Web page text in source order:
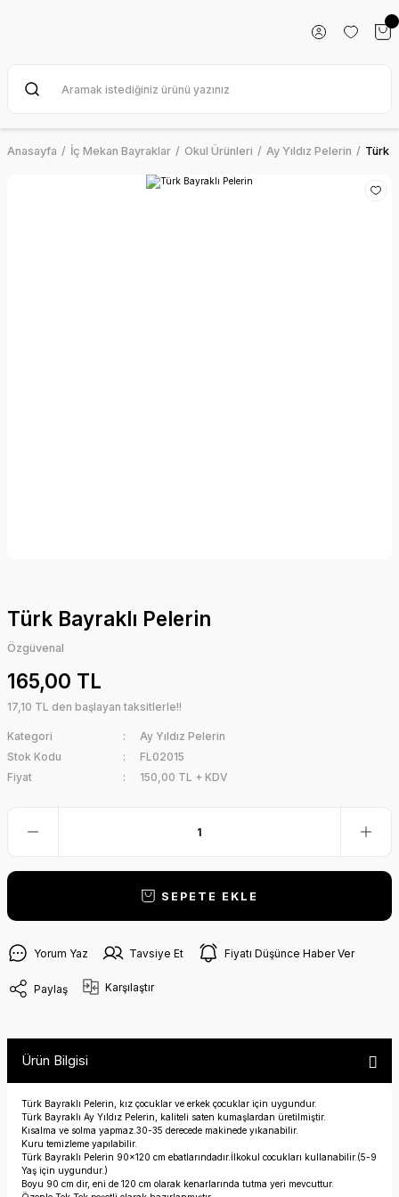
Anasayfa İç Mekan Bayraklar Okul Ürünleri Ay Yıldız Pelerin Türk
Türk Bayraklı Pelerin
Özgüvenal
165,00 TL
17,10 TL den başlayan taksitlerle!!
Kategori
Ay Yıldız Pelerin
Stok Kodu
FL02015
Fiyat
150,00 TL + KDV
SEPETE EKLE
Yorum Yaz Tavsiye Et Fiyatı Düşünce Haber Ver
Paylaş Karşılaştır
Ürün Bilgisi
Türk Bayraklı Pelerin, kız çocuklar ve erkek çocuklar için uygundur.
Türk Bayraklı Ay Yıldız Pelerin, kaliteli saten kumaşlardan üretilmiştir.
Kısalma ve solma yapmaz.30-35 derecede makinede yıkanabilir.
Kuru temizleme yapılabilir.
Türk Bayraklı Pelerin 90x120 cm ebatlarındadır.İlkokul cocukları kullanabilir.(5-9
Yaş için uygundur.)
Boyu 90 cm dir, eni de 120 cm olarak kenarlarında tutma yeri mevcuttur.